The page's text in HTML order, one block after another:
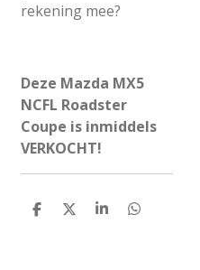
rekening mee?
Deze Mazda MX5
NCFL Roadster
Coupe is inmiddels
VERKOCHT!
D
D
S
D